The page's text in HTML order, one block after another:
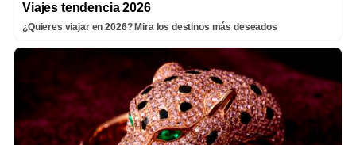
Viajes tendencia 2026
¿Quieres viajar en 2026? Mira los destinos más deseados